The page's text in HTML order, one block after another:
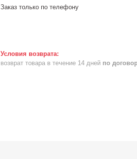
Заказ только по телефону
возврат товара в течение 14 дней по